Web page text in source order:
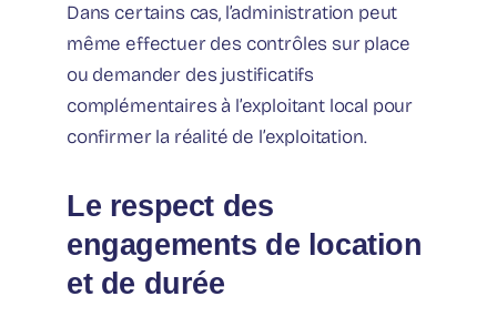
Dans certains cas, l’administration peut
même effectuer des contrôles sur place
ou demander des justificatifs
complémentaires à l’exploitant local pour
confirmer la réalité de l’exploitation.
Le respect des
engagements de location
et de durée